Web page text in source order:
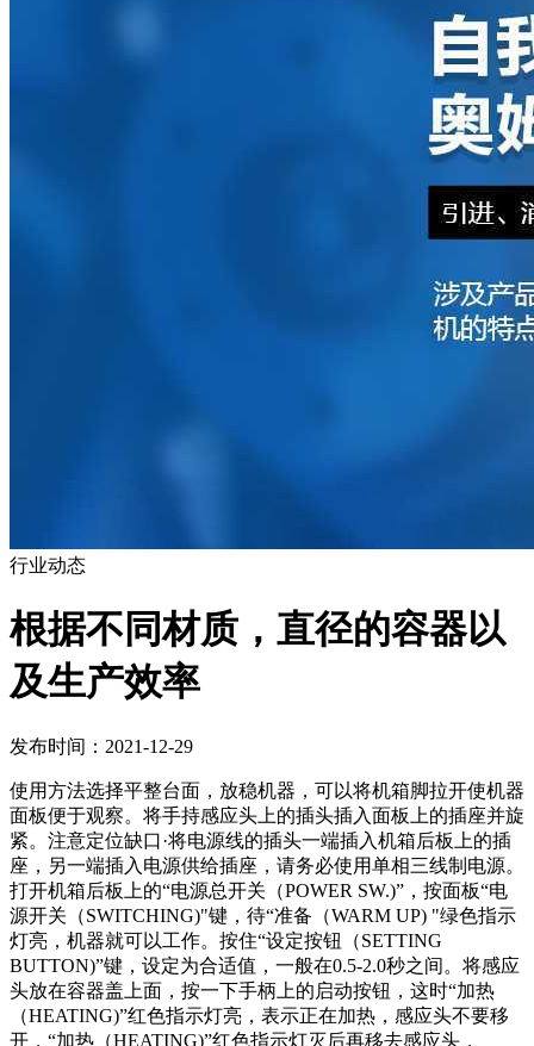
行业动态
根据不同材质，直径的容器以
及生产效率
发布时间：2021-12-29
使用方法选择平整台面，放稳机器，可以将机箱脚拉开使机器
面板便于观察。将手持感应头上的插头插入面板上的插座并旋
紧。注意定位缺口·将电源线的插头一端插入机箱后板上的插
座，另一端插入电源供给插座，请务必使用单相三线制电源。
打开机箱后板上的“电源总开关（POWER SW.)”，按面板“电
源开关（SWITCHING)"键，待“准备（WARM UP) "绿色指示
灯亮，机器就可以工作。按住“设定按钮（SETTING
BUTTON)”键，设定为合适值，一般在0.5-2.0秒之间。将感应
头放在容器盖上面，按一下手柄上的启动按钮，这时“加热
（HEATING)”红色指示灯亮，表示正在加热，感应头不要移
开，“加热（HEATING)”红色指示灯灭后再移去感应头，